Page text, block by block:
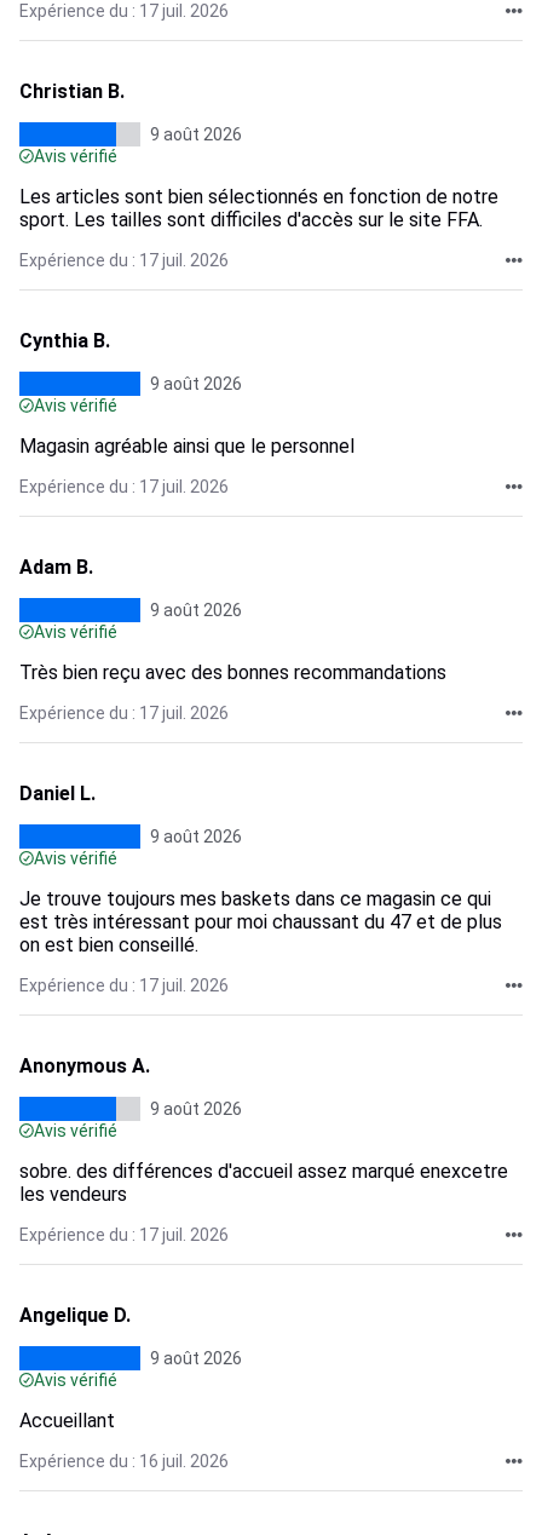
Expérience du : 17 juil. 2026
Christian B.
9 août 2026
Avis vérifié
Les articles sont bien sélectionnés en fonction de notre
sport. Les tailles sont difficiles d'accès sur le site FFA.
Expérience du : 17 juil. 2026
Cynthia B.
9 août 2026
Avis vérifié
Magasin agréable ainsi que le personnel
Expérience du : 17 juil. 2026
Adam B.
9 août 2026
Avis vérifié
Très bien reçu avec des bonnes recommandations
Expérience du : 17 juil. 2026
Daniel L.
9 août 2026
Avis vérifié
Je trouve toujours mes baskets dans ce magasin ce qui
est très intéressant pour moi chaussant du 47 et de plus
on est bien conseillé.
Expérience du : 17 juil. 2026
Anonymous A.
9 août 2026
Avis vérifié
sobre. des différences d'accueil assez marqué enexcetre
les vendeurs
Expérience du : 17 juil. 2026
Angelique D.
9 août 2026
Avis vérifié
Accueillant
Expérience du : 16 juil. 2026